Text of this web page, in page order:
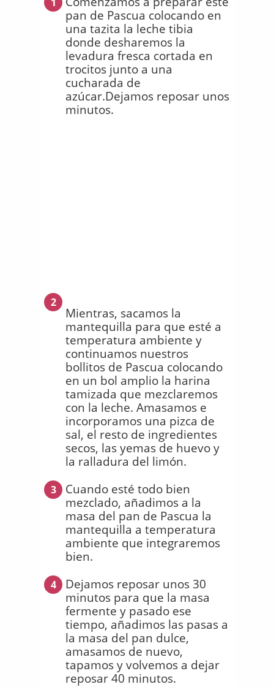
pan de Pascua colocando en
una tazita la leche tibia
donde desharemos la
levadura fresca cortada en
trocitos junto a una
cucharada de
azúcar.Dejamos reposar unos
minutos.
2
Mientras, sacamos la
mantequilla para que esté a
temperatura ambiente y
continuamos nuestros
bollitos de Pascua colocando
en un bol amplio la harina
tamizada que mezclaremos
con la leche. Amasamos e
incorporamos una pizca de
sal, el resto de ingredientes
secos, las yemas de huevo y
la ralladura del limón.
3
Cuando esté todo bien
mezclado, añadimos a la
masa del pan de Pascua la
mantequilla a temperatura
ambiente que integraremos
bien.
4
Dejamos reposar unos 30
minutos para que la masa
fermente y pasado ese
tiempo, añadimos las pasas a
la masa del pan dulce,
amasamos de nuevo,
tapamos y volvemos a dejar
reposar 40 minutos.